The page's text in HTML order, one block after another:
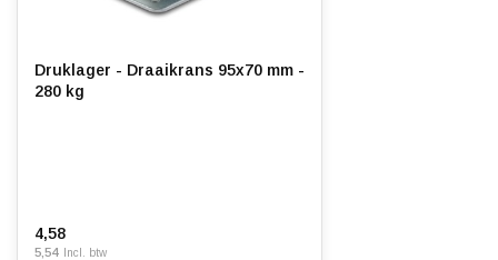
Druklager - Draaikrans 95x70 mm -
280 kg
4,58
5,54 Incl. btw